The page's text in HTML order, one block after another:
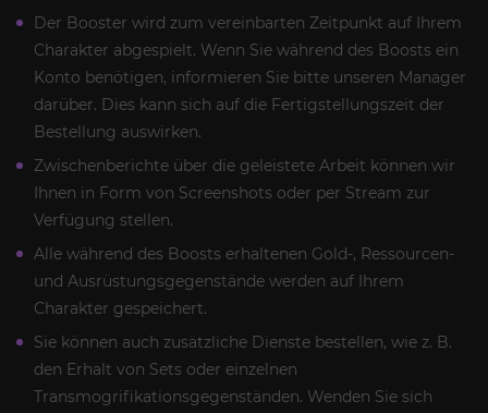
Der Booster wird zum vereinbarten Zeitpunkt auf Ihrem
Charakter abgespielt. Wenn Sie während des Boosts ein
Konto benötigen, informieren Sie bitte unseren Manager
darüber. Dies kann sich auf die Fertigstellungszeit der
Bestellung auswirken.
Zwischenberichte über die geleistete Arbeit können wir
Ihnen in Form von Screenshots oder per Stream zur
Verfügung stellen.
Alle während des Boosts erhaltenen Gold-, Ressourcen-
und Ausrüstungsgegenstände werden auf Ihrem
Charakter gespeichert.
Sie können auch zusätzliche Dienste bestellen, wie z. B.
den Erhalt von Sets oder einzelnen
Transmogrifikationsgegenständen. Wenden Sie sich